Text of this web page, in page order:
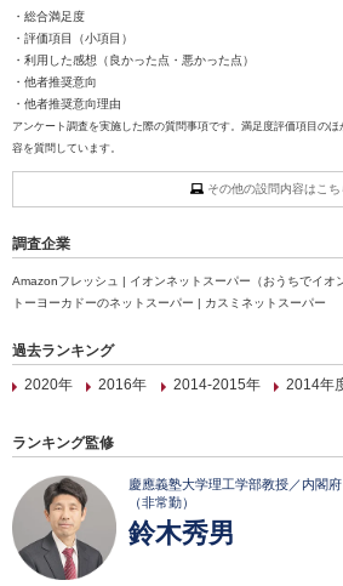
・総合満足度
・評価項目（小項目）
・利用した感想（良かった点・悪かった点）
・他者推奨意向
・他者推奨意向理由
アンケート調査を実施した際の質問事項です。満足度評価項目の
容を質問しています。
その他の設問内容はこち
調査企業
Amazonフレッシュ | イオンネットスーパー（おうちでイオ
トーヨーカドーのネットスーパー | カスミネットスーパー
過去ランキング
2020年
2016年 2014-2015年 2014年
ランキング監修
慶應義塾大学理工学部教授／内閣
（非常勤）
鈴木秀男